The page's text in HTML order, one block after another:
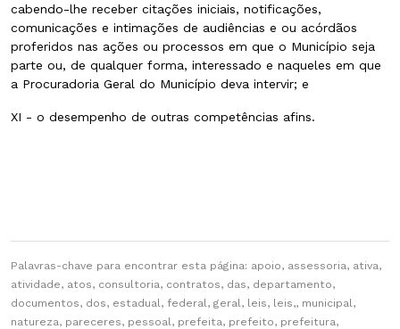
cabendo-lhe receber citações iniciais, notificações,
comunicações e intimações de audiências e ou acórdãos
proferidos nas ações ou processos em que o Município seja
parte ou, de qualquer forma, interessado e naqueles em que
a Procuradoria Geral do Município deva intervir; e
XI - o desempenho de outras competências afins.
Palavras-chave para encontrar esta página: apoio, assessoria, ativa,
atividade, atos, consultoria, contratos, das, departamento,
documentos, dos, estadual, federal, geral, leis, leis,, municipal,
natureza, pareceres, pessoal, prefeita, prefeito, prefeitura,